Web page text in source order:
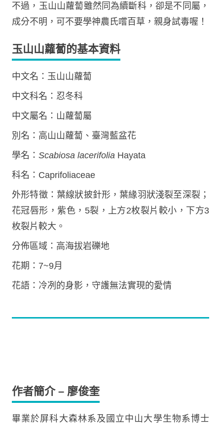
不過，玉山山蘿蔔雖然同為續斷科，卻是不同屬，
成分不明，可不要學神農氏嚐百草，親身試毒喔！
玉山山蘿蔔的基本資料
中文名：玉山山蘿蔔
中文科名：忍冬科
中文屬名：山蘿蔔屬
別名：高山山蘿蔔、臺灣藍盆花
學名： Scabiosa lacerifolia Hayata
科名：Caprifoliaceae
外形特徵：葉線狀披針形，葉緣羽狀淺裂至深裂；
花冠唇形，紫色，5裂，上方2枚裂片較小，下方3
枚裂片較大。
分佈區域：高海拔岩礫地
花期：7~9月
花語：冷冽的身影，守護無法實現的愛情
作者簡介 – 廖俊奎
畢業於屏科大森林系及國立中山大學生物系博士